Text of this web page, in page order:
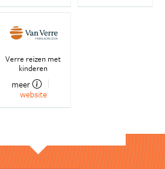
Verre reizen met
kinderen
meer
website